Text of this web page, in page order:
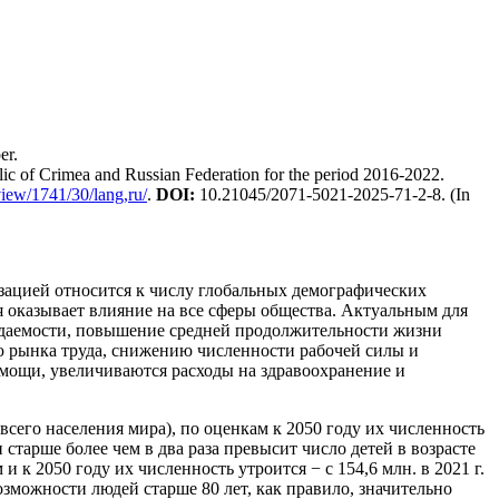
Crimea and Russian Federation for the period 2016-2022.
1741/30/lang,ru/. DOI: 10.21045/2071-5021-2025-71-2-8. (In
относится к числу глобальных демографических
влияние на все сферы общества. Актуальным для
повышение средней продолжительности жизни
рынка труда, снижению численности рабочей силы и
увеличиваются расходы на здравоохранение и
населения мира), по оценкам к 2050 году их численность
более чем в два раза превысит число детей в возрасте
к 2050 году их численность утроится − с 154,6 млн. в 2021 г.
людей старше 80 лет, как правило, значительно